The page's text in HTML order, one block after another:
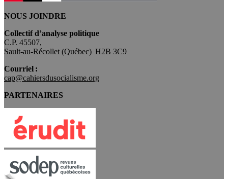
NOUS JOINDRE
Collectif d’analyse politique
C.P. 45507,
Sault-au-Récollet (Québec) H2B 3C9
Courriel :
cap@cahiersdusocialisme.org
PARTENAIRES